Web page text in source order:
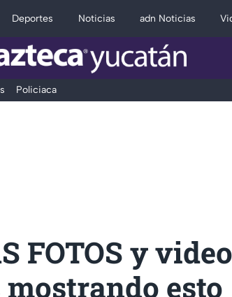
Deportes Noticias adn Noticias
Policiaca
FOTOS y
esto